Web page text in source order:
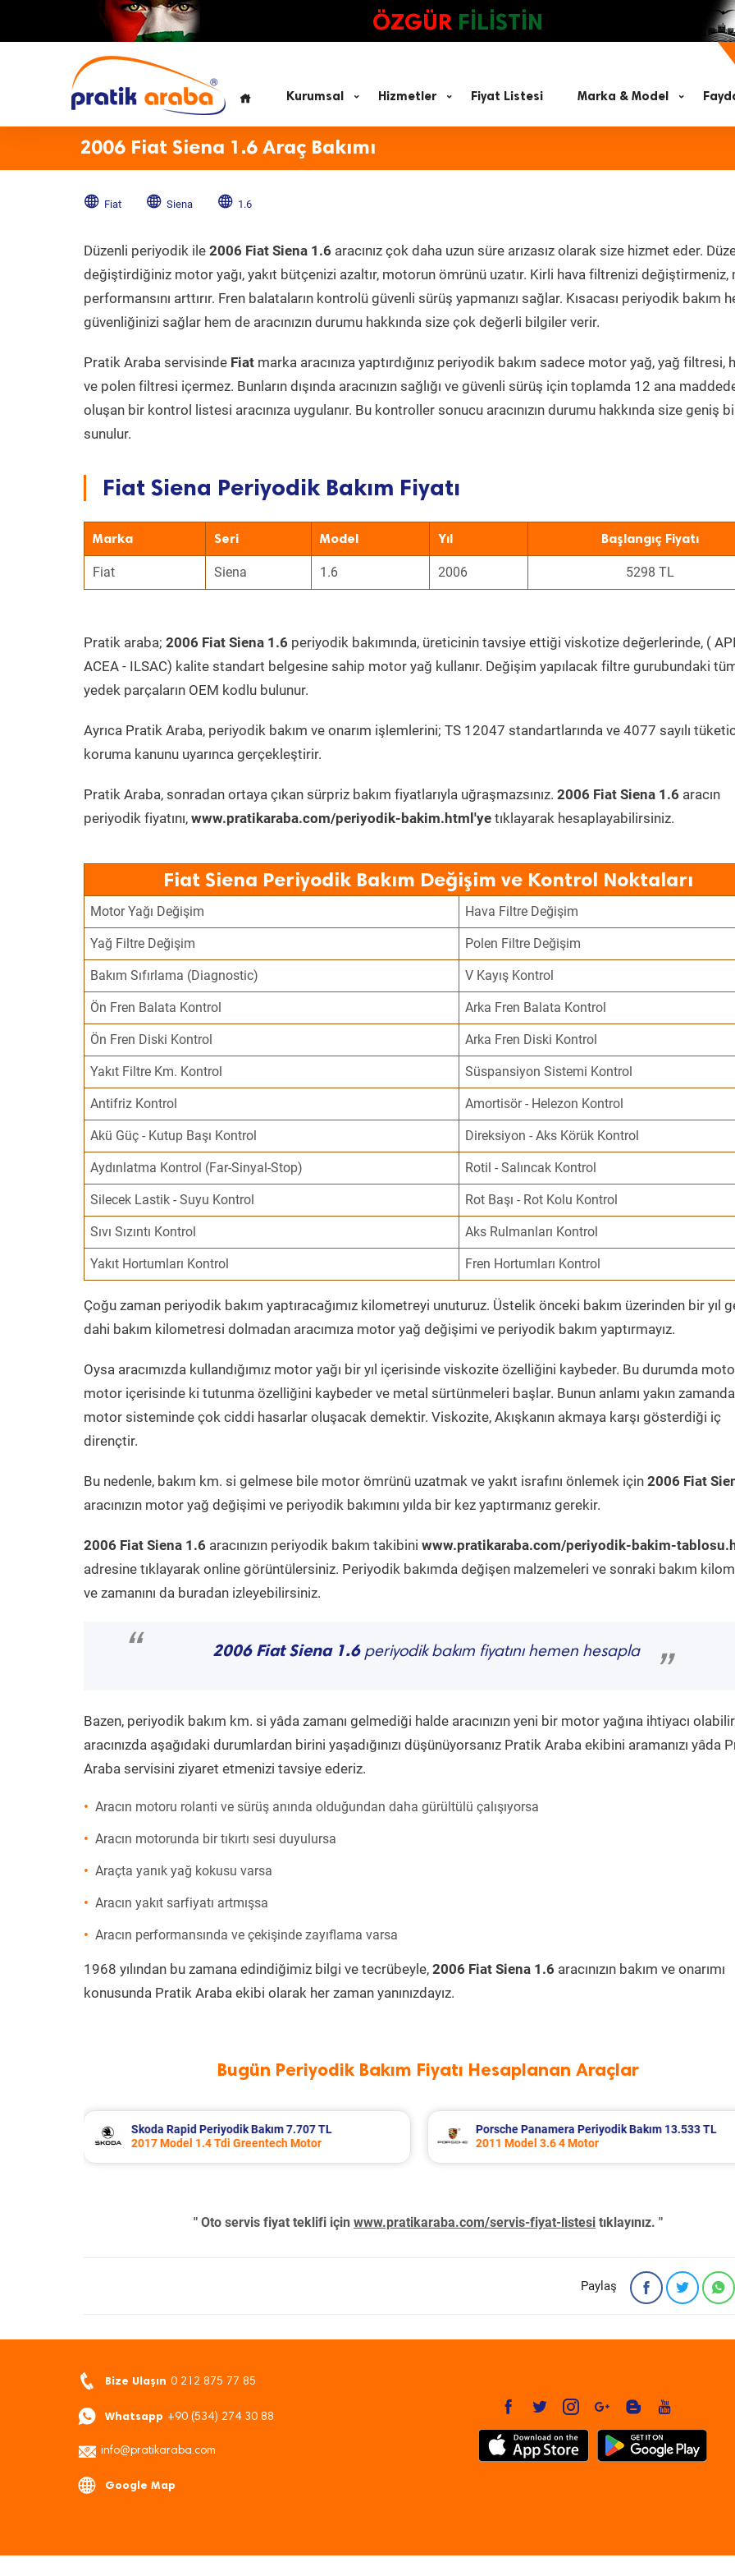
ÖZGÜR FİLİSTİN
Kurumsal Hizmetler Fiyat Listesi Marka & Model
2006 Fiat Siena 1.6 Araç Bakımı
Fiat Siena 1.6
Düzenli periyodik ile 2006 Fiat Siena 1.6 aracınız çok daha uzun süre arızasız olarak size hizmet eder.
değiştirdiğiniz motor yağı, yakıt bütçenizi azaltır, motorun ömrünü uzatır. Kirli hava filtrenizi
performansını arttırır. Fren balataların kontrolü güvenli sürüş yapmanızı sağlar. Kısacası periyodik bakım
güvenliğinizi sağlar hem de aracınızın durumu hakkında size çok değerli bilgiler verir.
Pratik Araba servisinde Fiat marka aracınıza yaptırdığınız periyodik bakım sadece motor yağ, yağ filtresi,
ve polen filtresi içermez. Bunların dışında aracınızın sağlığı ve güvenli sürüş için toplamda 12 ana
oluşan bir kontrol listesi aracınıza uygulanır. Bu kontroller sonucu aracınızın durumu hakkında size geniş
sunulur.
Fiat Siena Periyodik Bakım Fiyatı
Marka Seri Model Yıl Başlangıç Fiyatı
Fiat Siena 1.6 2006 5298 TL
Pratik araba; 2006 Fiat Siena 1.6 periyodik bakımında, üreticinin tavsiye ettiği viskotize değerlerinde, (
ACEA - ILSAC) kalite standart belgesine sahip motor yağ kullanır. Değişim yapılacak filtre gurubundaki
yedek parçaların OEM kodlu bulunur.
Ayrıca Pratik Araba, periyodik bakım ve onarım işlemlerini; TS 12047 standartlarında ve 4077 sayılı
koruma kanunu uyarınca gerçekleştirir.
Pratik Araba, sonradan ortaya çıkan sürpriz bakım fiyatlarıyla uğraşmazsınız. 2006 Fiat Siena 1.6 aracın
periyodik fiyatını, www.pratikaraba.com/periyodik-bakim.html'ye tıklayarak hesaplayabilirsiniz.
Fiat Siena Periyodik Bakım Değişim ve Kontrol Noktaları
Motor Yağı Değişim Hava Filtre Değişim
Yağ Filtre Değişim Polen Filtre Değişim
Bakım Sıfırlama (Diagnostic) V Kayış Kontrol
Ön Fren Balata Kontrol Arka Fren Balata Kontrol
Ön Fren Diski Kontrol Arka Fren Diski Kontrol
Yakıt Filtre Km. Kontrol Süspansiyon Sistemi Kontrol
Antifriz Kontrol Amortisör - Helezon Kontrol
Akü Güç - Kutup Başı Kontrol Direksiyon - Aks Körük Kontrol
Aydınlatma Kontrol (Far-Sinyal-Stop) Rotil - Salıncak Kontrol
Silecek Lastik - Suyu Kontrol Rot Başı - Rot Kolu Kontrol
Sıvı Sızıntı Kontrol Aks Rulmanları Kontrol
Yakıt Hortumları Kontrol Fren Hortumları Kontrol
Çoğu zaman periyodik bakım yaptıracağımız kilometreyi unuturuz. Üstelik önceki bakım üzerinden bir yıl
dahi bakım kilometresi dolmadan aracımıza motor yağ değişimi ve periyodik bakım yaptırmayız.
Oysa aracımızda kullandığımız motor yağı bir yıl içerisinde viskozite özelliğini kaybeder. Bu durumda
motor içerisinde ki tutunma özelliğini kaybeder ve metal sürtünmeleri başlar. Bunun anlamı yakın zamanda
motor sisteminde çok ciddi hasarlar oluşacak demektir. Viskozite, Akışkanın akmaya karşı gösterdiği iç
dirençtir.
Bu nedenle, bakım km. si gelmese bile motor ömrünü uzatmak ve yakıt israfını önlemek için 2006 Fiat
aracınızın motor yağ değişimi ve periyodik bakımını yılda bir kez yaptırmanız gerekir.
2006 Fiat Siena 1.6 aracınızın periyodik bakım takibini www.pratikaraba.com/periyodik-bakim-
adresine tıklayarak online görüntülersiniz. Periyodik bakımda değişen malzemeleri ve sonraki bakım
ve zamanını da buradan izleyebilirsiniz.
“ 2006 Fiat Siena 1.6periyodik bakım fiyatını hemen hesapla
”
Bazen, periyodik bakım km. si yâda zamanı gelmediği halde aracınızın yeni bir motor yağına ihtiyacı
aracınızda aşağıdaki durumlardan birini yaşadığınızı düşünüyorsanız Pratik Araba ekibini aramanızı yâda
Araba servisini ziyaret etmenizi tavsiye ederiz.
Aracın motoru rolanti ve sürüş anında olduğundan daha gürültülü çalışıyorsa
Aracın motorunda bir tıkırtı sesi duyulursa
Araçta yanık yağ kokusu varsa
Aracın yakıt sarfiyatı artmışsa
Aracın performansında ve çekişinde zayıflama varsa
1968 yılından bu zamana edindiğimiz bilgi ve tecrübeyle, 2006 Fiat Siena 1.6 aracınızın bakım ve onarımı
konusunda Pratik Araba ekibi olarak her zaman yanınızdayız.
Bugün Periyodik Bakım Fiyatı Hesaplanan Araçlar
Porsche Panamera Periyodik Bakım 13.533 TL
2011 Model 3.6 4 Motor
Renault Fluence Periyodik Bakım 8.285
2016 Model 1.5 Dci Motor
" Oto servis fiyat teklifi için www.pratikaraba.com/servis-fiyat-listesi tıklayınız. "
Paylaş
Bize Ulaşın 0 212 875 77 85
Whatsapp +90 (534) 274 30 88
info@pratikaraba.com
Google Map